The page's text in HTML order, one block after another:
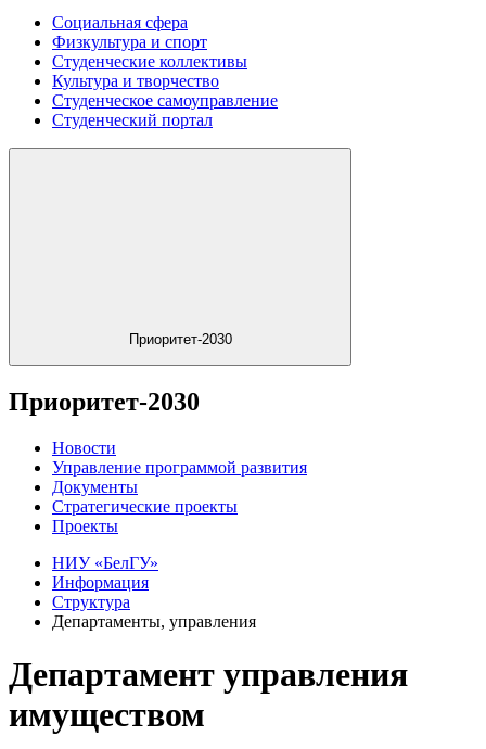
Социальная сфера
Физкультура и спорт
Студенческие коллективы
Культура и творчество
Студенческое самоуправление
Студенческий портал
Приоритет-2030
Приоритет-2030
Новости
Управление программой развития
Документы
Стратегические проекты
Проекты
НИУ «БелГУ»
Информация
Структура
Департаменты, управления
Департамент управления
имуществом